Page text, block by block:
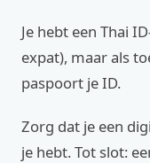
Je hebt een Thai
expat), maar als
paspoort je ID.
Zorg dat je een
je hebt. Tot slot: